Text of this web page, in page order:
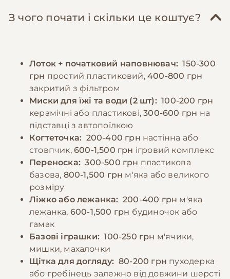
слід приділяти психологічному комфорту
та запобігання поведінковим проблемам.
🎁 −10% на зоотовари
За промокодом E-PET
жовтки та невелику кількість овочів.
Важливо забезпечити постійний доступ до
регулярного режиму. Потрібно уникати
годування зі столу та продуктів, які можуть
бути шкідливими для котів. При зміні типу
корму необхідно робити це поступово
протягом 7-10 днів. Важливо спостерігати за
реакцією кота на їжу та коригувати раціон за
необхідності.
🎁 −10% на зоотовари
За промокодом E-PET
З чого почати і скільки це коштує?
Лоток + початковий наповнювач: 150-300
грн простий пластиковий,400-800 грн
закритий з фільтром
Миски для їжі та води (2 шт): 100-200 грн
керамічні або пластикові,300-600 грн на
підставці з автопоїлкою
Когтеточка: 200-400 грн настінна або
стовпчик, 600-1,500 грн ігровий комплекс
Переноска: 300-500 грн пластикова
базова, 800-1,500 грн м'яка або великого
розміру
Ліжко або лежанка: 200-400 грн м'яка
лежанка, 600-1,500 грн будиночок або
гамак
Базові іграшки: 100-250 грн м'ячики,
мишки, махалочки
Щітка для догляду: 80-200 грн пуходерка
або гребінець залежно від довжини шерсті